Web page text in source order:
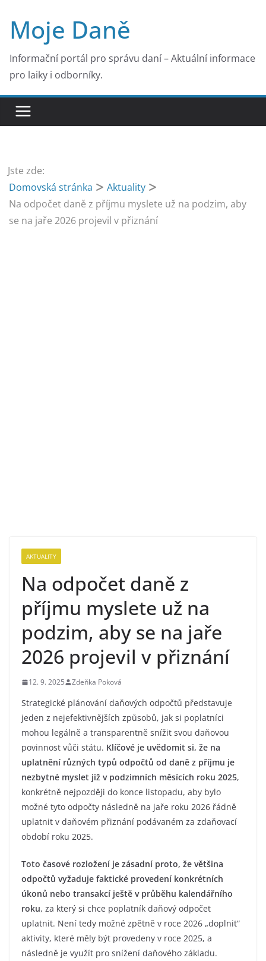
obsah
Moje Daně
Informační portál pro správu daní – Aktuální informace
pro laiky i odborníky.
Jste zde:
Domovská stránka
Aktuality
Na odpočet daně z příjmu myslete už na podzim, aby
se na jaře 2026 projevil v přiznání
AKTUALITY
Na odpočet daně z
příjmu myslete už na
podzim, aby se na jaře
2026 projevil v přiznání
12. 9. 2025 Zdeňka Poková
Strategické plánování daňových odpočtů představuje
jeden z nejefektivnějších způsobů, jak si poplatníci
mohou legálně a transparentně snížit svou daňovou
povinnost vůči státu. Klíčové je uvědomit si, že na
uplatnění různých typů odpočtů od daně z příjmu je
nezbytné myslet již v podzimních měsících roku 2025,
konkrétně nejpozději do konce listopadu, aby bylo
možné tyto odpočty následně na jaře roku 2026 řádně
uplatnit v daňovém přiznání podávaném za zdaňovací
období roku 2025.
Toto časové rozložení je zásadní proto, že většina
odpočtů vyžaduje faktické provedení konkrétních
úkonů nebo transakcí ještě v průběhu kalendářního
roku, za který si chce poplatník daňový odpočet
uplatnit. Není tedy možné zpětně v roce 2026 „doplnit“
aktivity, které měly být provedeny v roce 2025, a
následně je využít pro snížení daňového základu.